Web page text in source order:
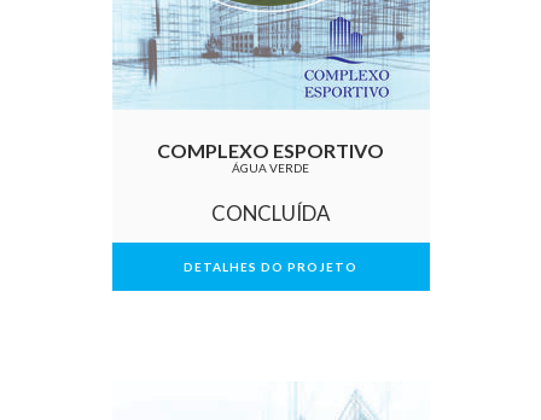
COMPLEXO ESPORTIVO
ÁGUA VERDE
CONCLUÍDA
DETALHES DO PROJETO